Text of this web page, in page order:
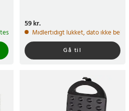
at blive sendt inden for 5-7 hverdage
Pris:59 kr.
59 kr.
Midlertidigt lukket, dato ikke
Gå til